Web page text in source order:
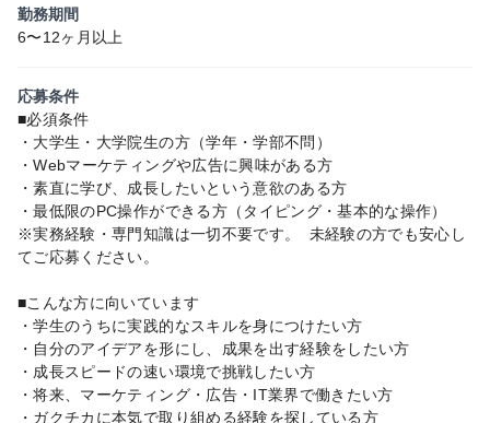
勤務期間
6〜12ヶ月以上
応募条件
■必須条件
・大学生・大学院生の方（学年・学部不問）
・Webマーケティングや広告に興味がある方
・素直に学び、成長したいという意欲のある方
・最低限のPC操作ができる方（タイピング・基本的な操作）
※実務経験・専門知識は一切不要です。 未経験の方でも安心し
てご応募ください。
■こんな方に向いています
・学生のうちに実践的なスキルを身につけたい方
・自分のアイデアを形にし、成果を出す経験をしたい方
・成長スピードの速い環境で挑戦したい方
・将来、マーケティング・広告・IT業界で働きたい方
・ガクチカに本気で取り組める経験を探している方